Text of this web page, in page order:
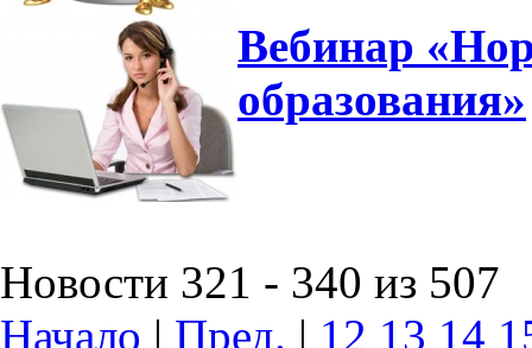
Вебинар
образования»
Новости 321 - 340 из 507
Начало | Пред. | 12 13 14